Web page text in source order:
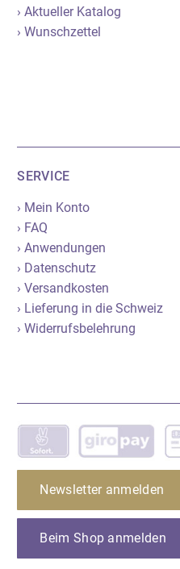
› Aktueller Katalog
› Wunschzettel
SERVICE
› Mein Konto
› FAQ
› Anwendungen
› Datenschutz
› Versandkosten
› Lieferung in die Schweiz
› Widerrufsbelehrung
Newsletter anmelden
Beim Shop anmelden